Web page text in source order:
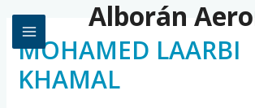
Alborán
MOHAMED LAARBI
KHAMAL